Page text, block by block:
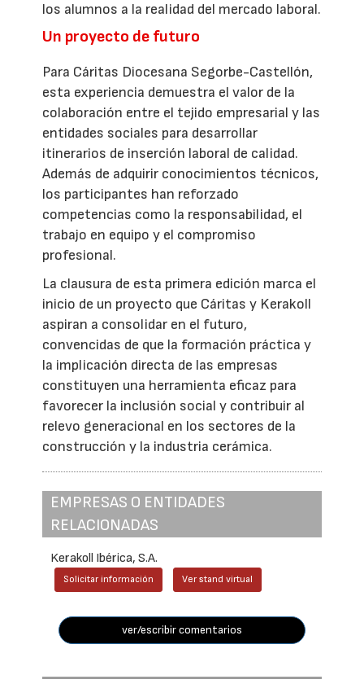
los alumnos a la realidad del mercado laboral.
Un proyecto de futuro
Para Cáritas Diocesana Segorbe-Castellón,
esta experiencia demuestra el valor de la
colaboración entre el tejido empresarial y las
entidades sociales para desarrollar
itinerarios de inserción laboral de calidad.
Además de adquirir conocimientos técnicos,
los participantes han reforzado
competencias como la responsabilidad, el
trabajo en equipo y el compromiso
profesional.
La clausura de esta primera edición marca el
inicio de un proyecto que Cáritas y Kerakoll
aspiran a consolidar en el futuro,
convencidas de que la formación práctica y
la implicación directa de las empresas
constituyen una herramienta eficaz para
favorecer la inclusión social y contribuir al
relevo generacional en los sectores de la
construcción y la industria cerámica.
EMPRESAS O ENTIDADES
RELACIONADAS
Kerakoll Ibérica, S.A.
Solicitar información Ver stand virtual
ver/escribir comentarios